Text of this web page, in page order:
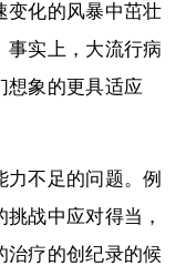
变化的风暴中茁壮
事实上，大流行病
想象的更具适应
不足的问题。例
战中应对得当，
治疗的创纪录的候